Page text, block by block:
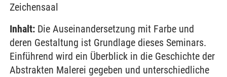
Zeichensaal
Inhalt: Die Auseinandersetzung mit Farbe und
deren Gestaltung ist Grundlage dieses Seminars.
Einführend wird ein Überblick in die Geschichte der
Abstrakten Malerei gegeben und unterschiedliche